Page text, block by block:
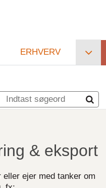
ERHVERV
& eksport
ejer med tanker om